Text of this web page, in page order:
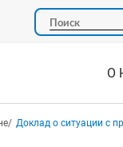
Поиск
О
Доклад о ситуации с